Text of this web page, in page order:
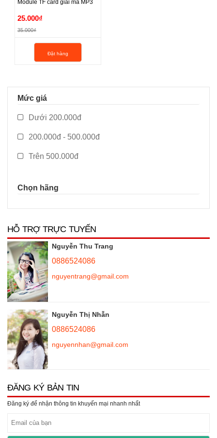
Module TF card giải mã MP3
Module TF card giải mã MP3
25.000₫
35.000₫
Đặt hàng
Mức giá
Dưới 200.000đ
200.000đ - 500.000đ
Trên 500.000đ
Chọn hãng
HỖ TRỢ TRỰC TUYẾN
Nguyễn Thu Trang
0886524086
nguyentrang@gmail.com
Nguyễn Thị Nhẫn
0886524086
nguyennhan@gmail.com
ĐĂNG KÝ BẢN TIN
Đăng ký để nhận thông tin khuyến mại nhanh nhất